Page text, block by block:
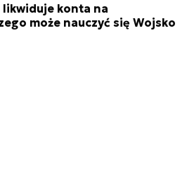
likwiduje konta na
może nauczyć się Wojsko